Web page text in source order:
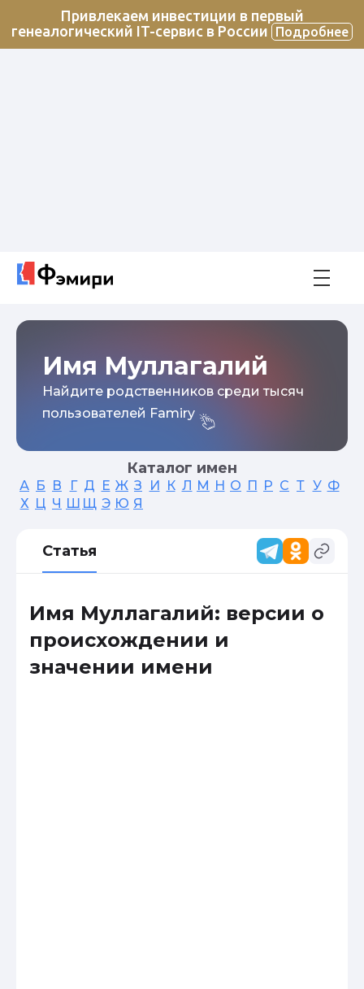
Привлекаем инвестиции в первый
генеалогический IT-сервис в России
Подробнее
Имя Муллагалий
Найдите родственников среди тысяч
пользователей Famiry
Каталог имен
А Б В Г Д Е Ж З И К Л М Н О П Р С Т У Ф
Х Ц Ч Ш Щ Э Ю Я
Статья
Имя Муллагалий: версии о
происхождении и
значении имени